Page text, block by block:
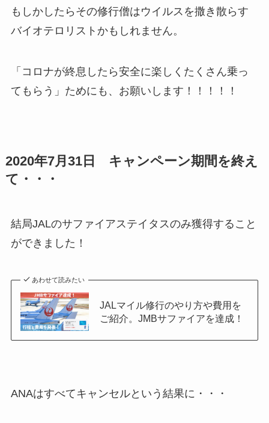
もしかしたらその修行僧はウイルスを撒き散らす
バイオテロリストかもしれません。
「コロナが終息したら安全に楽しくたくさん乗っ
てもらう」ためにも、お願いします！！！！！
2020年7月31日 キャンペーン期間を終え
て・・・
結局JALのサファイアステイタスのみ獲得すること
ができました！
あわせて読みたい
JALマイル修行のやり方や費用を
ご紹介。JMBサファイアを達成！
ANAはすべてキャンセルという結果に・・・